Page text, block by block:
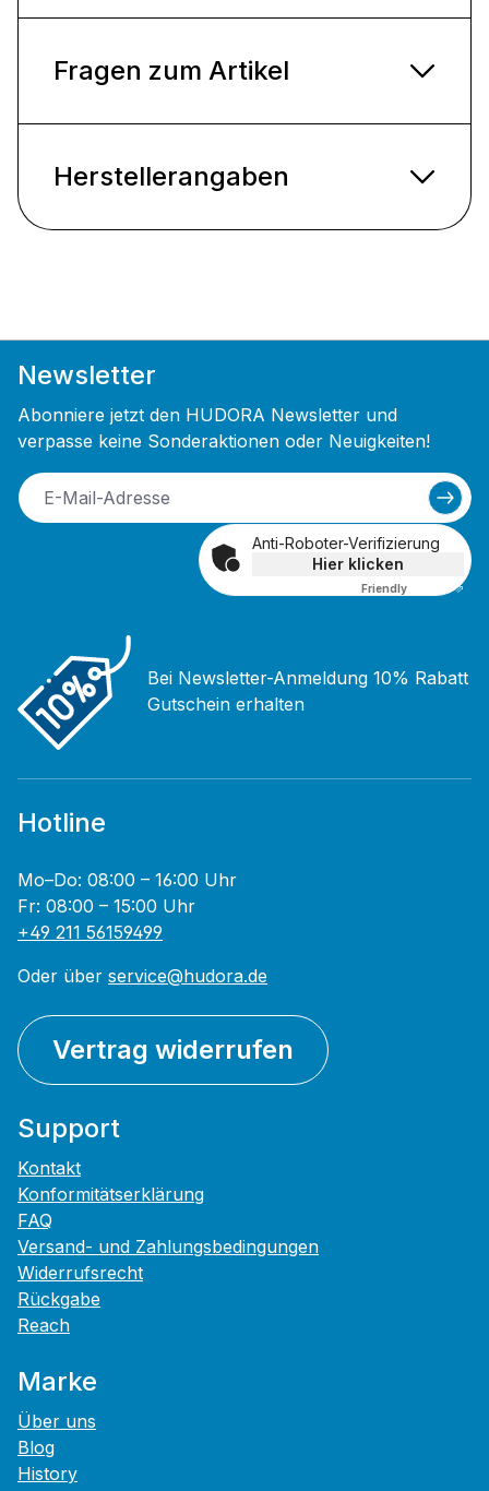
Fragen zum Artikel
Herstellerangaben
Newsletter
Abonniere jetzt den HUDORA Newsletter und
verpasse keine Sonderaktionen oder Neuigkeiten!
Anti-Roboter-Verifizierung
Hier klicken
Friendly Captcha ⇗
Bei Newsletter-Anmeldung 10% Rabatt
Gutschein erhalten
Hotline
Mo–Do: 08:00 – 16:00 Uhr
Fr: 08:00 – 15:00 Uhr
+49 211 56159499
Oder über service@hudora.de
Vertrag widerrufen
Support
Kontakt
Konformitätserklärung
FAQ
Versand- und Zahlungsbedingungen
Widerrufsrecht
Rückgabe
Reach
Marke
Über uns
Blog
History